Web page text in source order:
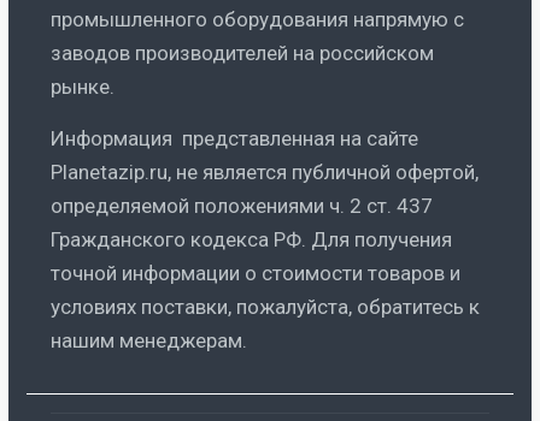
промышленного оборудования напрямую с
заводов производителей на российском
рынке.
Информация представленная на сайте
Planetazip.ru, не является публичной офертой,
определяемой положениями ч. 2 ст. 437
Гражданского кодекса РФ. Для получения
точной информации о стоимости товаров и
условиях поставки, пожалуйста, обратитесь к
нашим менеджерам.